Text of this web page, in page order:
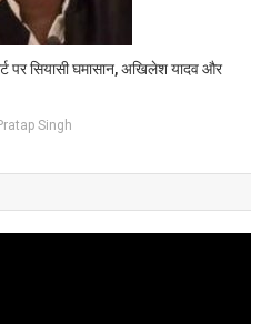
पर सियासी घमासान, अखिलेश यादव और
Singh